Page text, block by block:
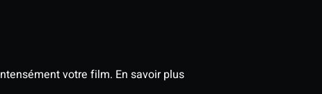
votre film. En savoir plus